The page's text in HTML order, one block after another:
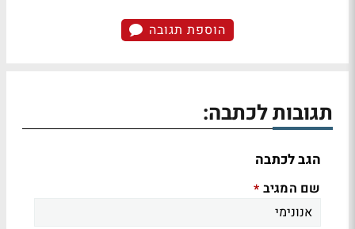
הוספת תגובה
תגובות לכתבה:
הגב לכתבה
שם המגיב *